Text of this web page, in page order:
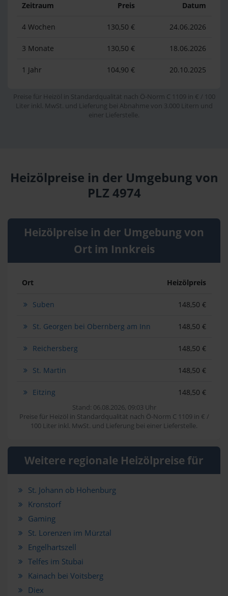
Zeitraum Preis Datum
4 Wochen 130,50 € 24.06.2026
3 Monate 130,50 € 18.06.2026
1 Jahr 104,90 € 20.10.2025
Preise für Heizöl in Standardqualität nach Ö-Norm C 1109 in € / 100
Liter inkl. MwSt. und Lieferung bei Abnahme von 3.000 Litern und
einer Lieferstelle.
Heizölpreise in der Umgebung von
PLZ 4974
Heizölpreise in der Umgebung von
Ort im Innkreis
Ort Heizölpreis
Suben 148,50 €
St. Georgen bei Obernberg am Inn 148,50 €
Reichersberg 148,50 €
St. Martin 148,50 €
Eitzing 148,50 €
Stand: 06.08.2026, 09:03 Uhr
Preise für Heizöl in Standardqualität nach Ö-Norm C 1109 in € /
100 Liter inkl. MwSt. und Lieferung bei einer Lieferstelle.
Weitere regionale Heizölpreise für
St. Johann ob Hohenburg
Kronstorf
Gaming
St. Lorenzen im Mürztal
Engelhartszell
Telfes im Stubai
Kainach bei Voitsberg
Diex